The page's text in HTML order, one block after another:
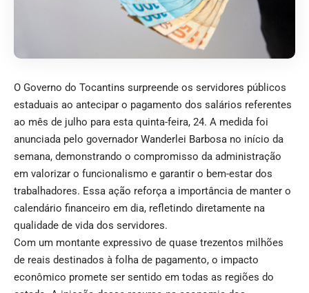
O Governo do Tocantins surpreende os servidores públicos
estaduais ao antecipar o pagamento dos salários referentes
ao mês de julho para esta quinta-feira, 24. A medida foi
anunciada pelo governador Wanderlei Barbosa no início da
semana, demonstrando o compromisso da administração
em valorizar o funcionalismo e garantir o bem-estar dos
trabalhadores. Essa ação reforça a importância de manter o
calendário financeiro em dia, refletindo diretamente na
qualidade de vida dos servidores.
Com um montante expressivo de quase trezentos milhões
de reais destinados à folha de pagamento, o impacto
econômico promete ser sentido em todas as regiões do